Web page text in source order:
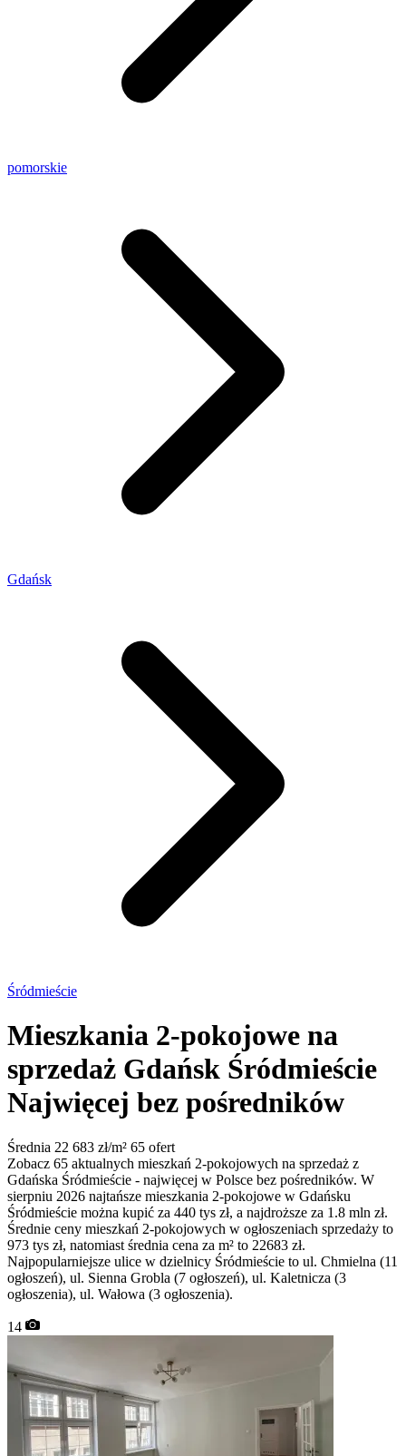
pomorskie
Gdańsk
Śródmieście
Mieszkania 2-pokojowe na
sprzedaż Gdańsk Śródmieście
Najwięcej bez pośredników
Średnia 22 683 zł/m² 65 ofert
Zobacz 65 aktualnych mieszkań 2-pokojowych na sprzedaż z
Gdańska Śródmieście - najwięcej w Polsce bez pośredników. W
sierpniu 2026 najtańsze mieszkania 2-pokojowe w Gdańsku
Śródmieście można kupić za 440 tys zł, a najdroższe za 1.8 mln zł.
Średnie ceny mieszkań 2-pokojowych w ogłoszeniach sprzedaży to
973 tys zł, natomiast średnia cena za m² to 22683 zł.
Najpopularniejsze ulice w dzielnicy Śródmieście to ul. Chmielna (11
ogłoszeń), ul. Sienna Grobla (7 ogłoszeń), ul. Kaletnicza (3
ogłoszenia), ul. Wałowa (3 ogłoszenia).
14